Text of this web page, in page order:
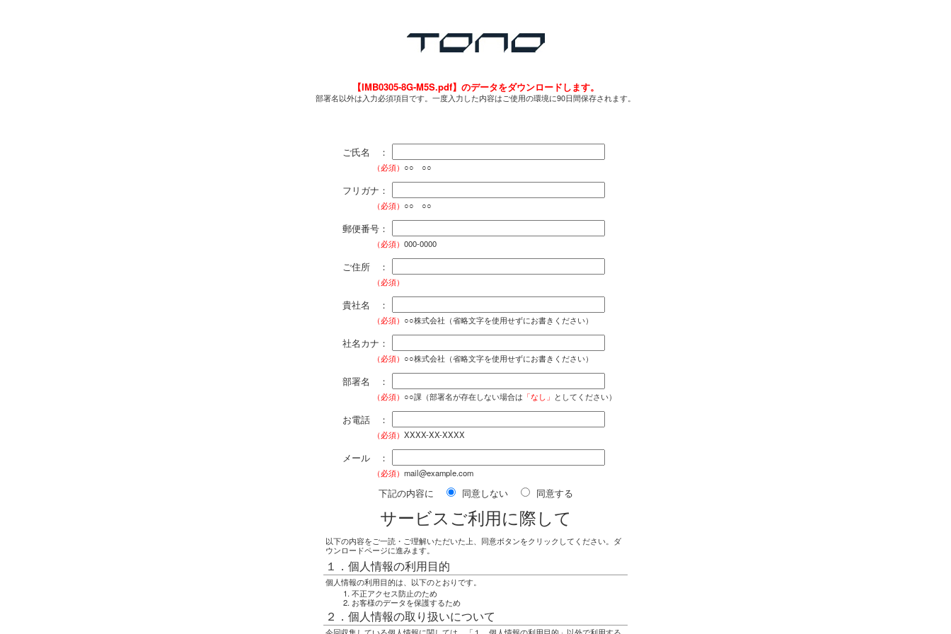
【IMB0305-8G-M5S.pdf】のデータをダウンロードします。
部署名以外は入力必須項目です。一度入力した内容はご使用の環境に90日間保存されます。
ご氏名 ：
（必須） ○○ ○○
フリガナ：
（必須） ○○ ○○
郵便番号：
（必須） 000-0000
ご住所 ：
（必須）
貴社名 ：
（必須） ○○株式会社（省略文字を使用せずにお書きください）
社名カナ：
（必須） ○○株式会社（省略文字を使用せずにお書きください）
部署名 ：
（必須） ○○課（部署名が存在しない場合は 「なし」 としてください）
お電話 ：
（必須） XXXX-XX-XXXX
メール ：
（必須） mail@example.com
下記の内容に 同意しない 同意する
サービスご利用に際して
以下の内容をご一読・ご理解いただいた上、同意ボタンをクリックしてください。ダ
ウンロードページに進みます。
１．個人情報の利用目的
個人情報の利用目的は、以下のとおりです。
不正アクセス防止のため
お客様のデータを保護するため
２．個人情報の取り扱いについて